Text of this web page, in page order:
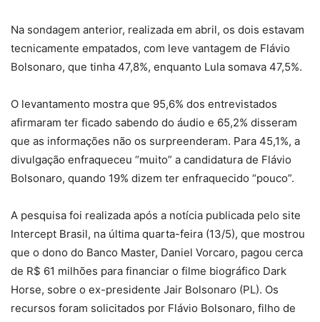
Na sondagem anterior, realizada em abril, os dois estavam
tecnicamente empatados, com leve vantagem de Flávio
Bolsonaro, que tinha 47,8%, enquanto Lula somava 47,5%.
O levantamento mostra que 95,6% dos entrevistados
afirmaram ter ficado sabendo do áudio e 65,2% disseram
que as informações não os surpreenderam. Para 45,1%, a
divulgação enfraqueceu “muito” a candidatura de Flávio
Bolsonaro, quando 19% dizem ter enfraquecido “pouco”.
A pesquisa foi realizada após a notícia publicada pelo site
Intercept Brasil, na última quarta-feira (13/5), que mostrou
que o dono do Banco Master, Daniel Vorcaro, pagou cerca
de R$ 61 milhões para financiar o filme biográfico Dark
Horse, sobre o ex-presidente Jair Bolsonaro (PL). Os
recursos foram solicitados por Flávio Bolsonaro, filho de